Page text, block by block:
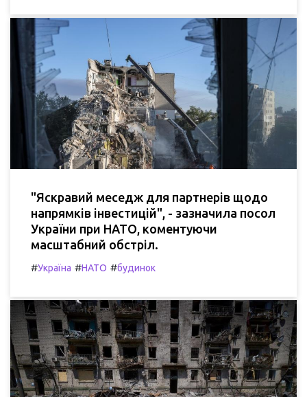
"Яскравий меседж для партнерів щодо
напрямків інвестицій", - зазначила посол
України при НАТО, коментуючи
масштабний обстріл.
#Україна #НАТО #будинок